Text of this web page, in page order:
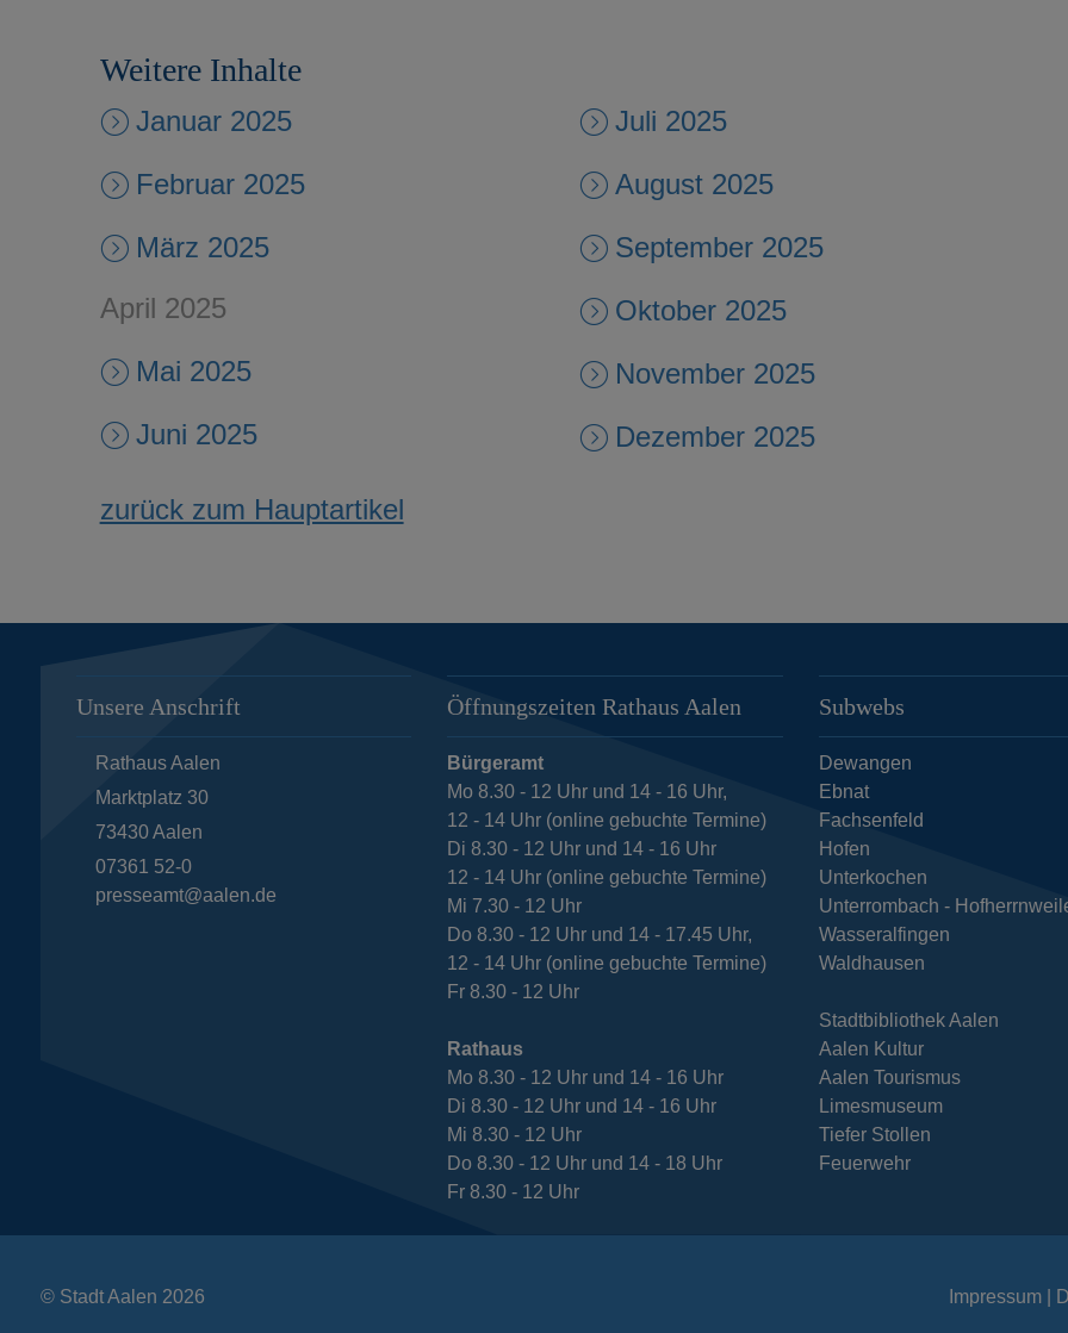
Weitere Inhalte
Januar 2025
Februar 2025
März 2025
April 2025
Mai 2025
Juni 2025
Juli 2025
August 2025
September 2025
Oktober 2025
November 2025
Dezember 2025
zurück zum Hauptartikel
Unsere Anschrift
Rathaus Aalen
Marktplatz 30
73430 Aalen
07361 52-0
presseamt@aalen.de
Öffnungszeiten Rathaus Aalen
Bürgeramt
Mo 8.30 - 12 Uhr und 14 - 16 Uhr,
12 - 14 Uhr (online gebuchte Termine)
Di 8.30 - 12 Uhr und 14 - 16 Uhr
12 - 14 Uhr (online gebuchte Termine)
Mi 7.30 - 12 Uhr
Do 8.30 - 12 Uhr und 14 - 17.45 Uhr,
12 - 14 Uhr (online gebuchte Termine)
Fr 8.30 - 12 Uhr
Rathaus
Mo 8.30 - 12 Uhr und 14 - 16 Uhr
Di 8.30 - 12 Uhr und 14 - 16 Uhr
Mi 8.30 - 12 Uhr
Do 8.30 - 12 Uhr und 14 - 18 Uhr
Fr 8.30 - 12 Uhr
Subwebs
Dewangen
Ebnat
Fachsenfeld
Hofen
Unterkochen
Unterrombach -
Wasseralfingen
Waldhausen
Stadtbibliothek Aalen
Aalen Kultur
Aalen Tourismus
Limesmuseum
Tiefer Stollen
Feuerwehr
© Stadt Aalen 2026 Impressum